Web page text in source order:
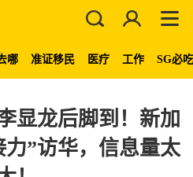
哪 准证移民 医疗 工作 SG必
显龙后脚到！新加
”访华，信息量太